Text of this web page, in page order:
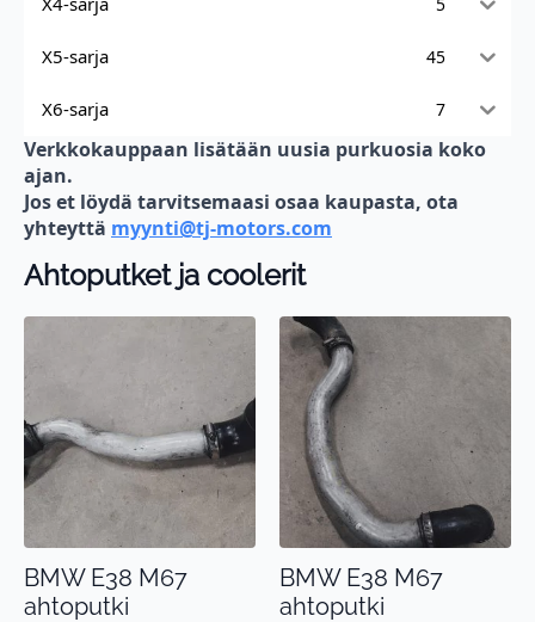
X5-sarja 45
X6-sarja 7
Verkkokauppaan lisätään uusia purkuosia koko
ajan.
Jos et löydä tarvitsemaasi osaa kaupasta, ota
yhteyttä myynti@tj-motors.com
Ahtoputket ja coolerit
BMW E38 M67
ahtoputki
BMW E38 M67
ahtoputki